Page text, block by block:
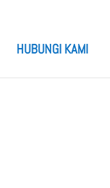
HUBUNGI KAMI